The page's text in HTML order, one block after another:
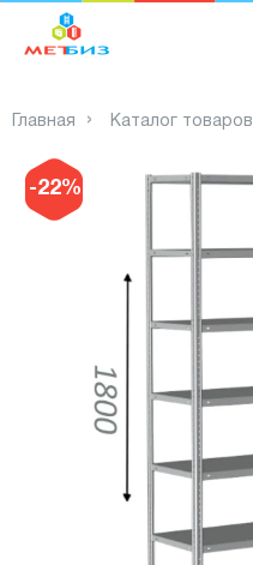
Главная Каталог товаров
-22%